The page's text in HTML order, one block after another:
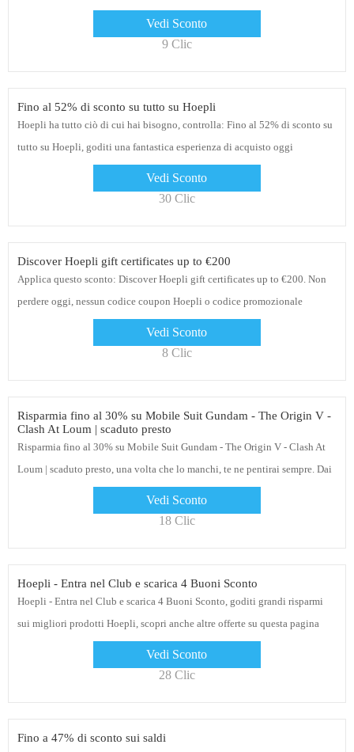
Vedi Sconto
9 Clic
Fino al 52% di sconto su tutto su Hoepli
Hoepli ha tutto ciò di cui hai bisogno, controlla: Fino al 52% di sconto su
tutto su Hoepli, goditi una fantastica esperienza di acquisto oggi
Vedi Sconto
30 Clic
Discover Hoepli gift certificates up to €200
Applica questo sconto: Discover Hoepli gift certificates up to €200. Non
perdere oggi, nessun codice coupon Hoepli o codice promozionale
Vedi Sconto
8 Clic
Risparmia fino al 30% su Mobile Suit Gundam - The Origin V -
Clash At Loum | scaduto presto
Risparmia fino al 30% su Mobile Suit Gundam - The Origin V - Clash At
Loum | scaduto presto, una volta che lo manchi, te ne pentirai sempre. Dai
Vedi Sconto
18 Clic
Hoepli - Entra nel Club e scarica 4 Buoni Sconto
Hoepli - Entra nel Club e scarica 4 Buoni Sconto, goditi grandi risparmi
sui migliori prodotti Hoepli, scopri anche altre offerte su questa pagina
Vedi Sconto
28 Clic
Fino a 47% di sconto sui saldi